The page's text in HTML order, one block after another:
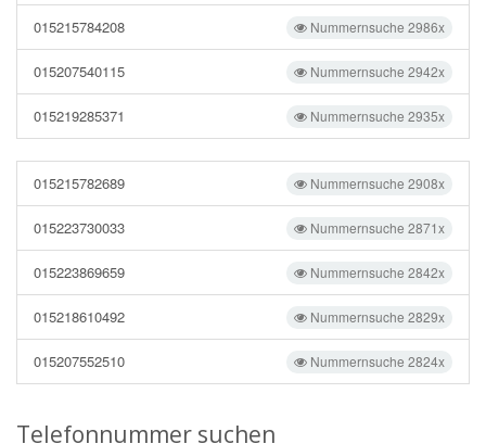
Nummernsuche 2986x
015215784208
Nummernsuche 2942x
015207540115
Nummernsuche 2935x
015219285371
Nummernsuche 2908x
015215782689
Nummernsuche 2871x
015223730033
Nummernsuche 2842x
015223869659
Nummernsuche 2829x
015218610492
Nummernsuche 2824x
015207552510
Telefonnummer suchen